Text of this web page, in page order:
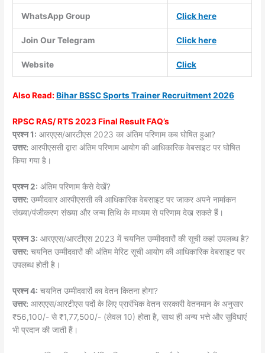
WhatsApp Group Click here
Join Our Telegram Click here
Website Click
AlsoRead:Bihar BSSC Sports Trainer Recruitment 2026
RPSC RAS/ RTS 2023 Final Result FAQ’s
प्रश्न 1: आरएएस/आरटीएस 2023 का अंतिम परिणाम कब घोषित हुआ?
उत्तर: आरपीएससी द्वारा अंतिम परिणाम आयोग की आधिकारिक वेबसाइट पर घोषित
किया गया है।
प्रश्न 2: अंतिम परिणाम कैसे देखें?
उत्तर: उम्मीदवार आरपीएससी की आधिकारिक वेबसाइट पर जाकर अपने नामांकन
संख्या/पंजीकरण संख्या और जन्म तिथि के माध्यम से परिणाम देख सकते हैं।
प्रश्न 3: आरएएस/आरटीएस 2023 में चयनित उम्मीदवारों की सूची कहां उपलब्ध है?
उत्तर: चयनित उम्मीदवारों की अंतिम मेरिट सूची आयोग की आधिकारिक वेबसाइट पर
उपलब्ध होती है।
प्रश्न 4: चयनित उम्मीदवारों का वेतन कितना होगा?
उत्तर: आरएएस/आरटीएस पदों के लिए प्रारंभिक वेतन सरकारी वेतनमान के अनुसार
₹56,100/- से ₹1,77,500/- (लेवल 10) होता है, साथ ही अन्य भत्ते और सुविधाएं
भी प्रदान की जाती हैं।